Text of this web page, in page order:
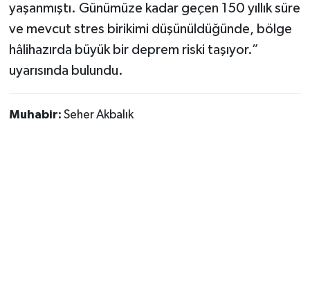
yaşanmıştı. Günümüze kadar geçen 150 yıllık süre
ve mevcut stres birikimi düşünüldüğünde, bölge
hâlihazırda büyük bir deprem riski taşıyor.”
uyarısında bulundu.
Muhabir: Seher Akbalık